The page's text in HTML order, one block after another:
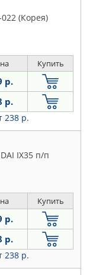
(Корея)
Купить
р.
р.
238 р.
IX35 п/п
Купить
р.
р.
238 р.